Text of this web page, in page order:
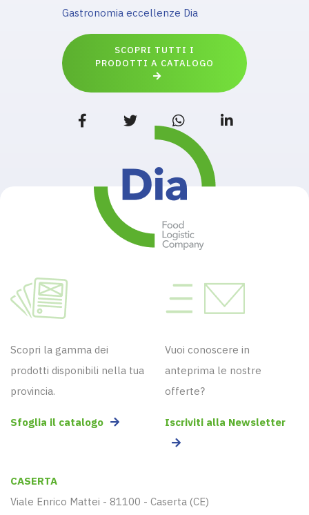
SCOPRI TUTTI I
PRODOTTI A CATALOGO
Scopri la gamma dei
prodotti disponibili nella tua
provincia.
Sfoglia il catalogo
Vuoi conoscere in
anteprima le nostre
offerte?
Iscriviti alla Newsletter
CASERTA
Viale Enrico Mattei - 81100 - Caserta (CE)